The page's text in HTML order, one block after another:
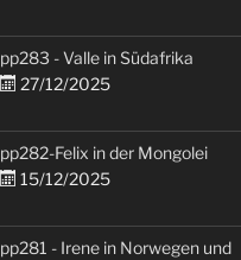
pp283 - Valle in Südafrika
27/12/2025
pp282-Felix in der Mongolei
15/12/2025
pp281 - Irene in Norwegen und